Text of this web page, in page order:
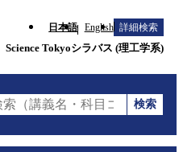
日本語 English 詳細検索
Science Tokyoシラバス (理工学系)
（講義名・科目コード・担当
検索